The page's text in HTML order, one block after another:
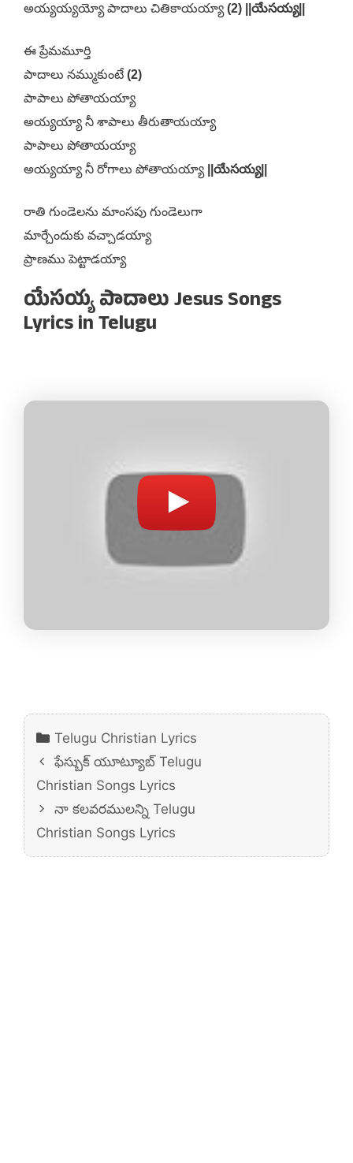
అయ్యయ్యయ్యో పాదాలు చితికాయయ్యా (2) ||యేసయ్య||
ఈ ప్రేమమూర్తి
పాదాలు నమ్ముకుంటే (2)
పాపాలు పోతాయయ్యా
అయ్యయ్యా నీ శాపాలు తీరుతాయయ్యా
పాపాలు పోతాయయ్యా
అయ్యయ్యా నీ రోగాలు పోతాయయ్యా
||యేసయ్య||
రాతి గుండెలను మాంసపు గుండెలుగా
మార్చేందుకు వచ్చాడయ్యా
ప్రాణము పెట్టాడయ్యా
యేసయ్య పాదాలు Jesus Songs
Lyrics in Telugu
Categories
Telugu Christian Lyrics
ఫేస్బుక్ యూట్యూబ్ Telugu
Christian Songs Lyrics
నా కలవరములన్ని Telugu
Christian Songs Lyrics